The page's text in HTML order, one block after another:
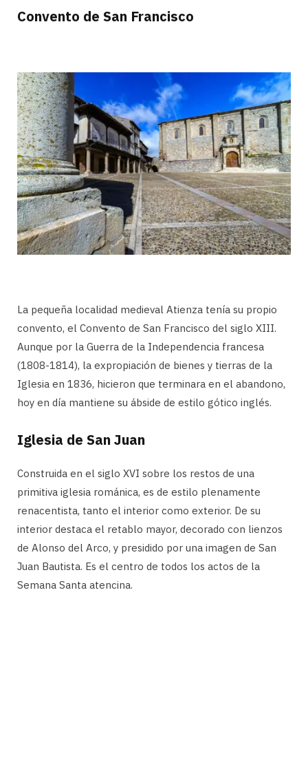
Convento de San Francisco
La pequeña localidad medieval Atienza tenía su propio
convento, el Convento de San Francisco del siglo XIII.
Aunque por la Guerra de la Independencia francesa
(1808-1814), la expropiación de bienes y tierras de la
Iglesia en 1836, hicieron que terminara en el abandono,
hoy en día mantiene su ábside de estilo gótico inglés.
Iglesia de San Juan
Construida en el siglo XVI sobre los restos de una
primitiva iglesia románica, es de estilo plenamente
renacentista, tanto el interior como exterior. De su
interior destaca el retablo mayor, decorado con lienzos
de Alonso del Arco, y presidido por una imagen de San
Juan Bautista. Es el centro de todos los actos de la
Semana Santa atencina.